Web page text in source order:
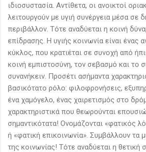
ιδιοσυστασία. Αντίθετα, οι ανοικτοί
λειτουργούν με υγιή συνέργεια μέσα σε
περιβάλλον. Τότε αναδύεται η κοινή
επίδρασης. Η υγιής κοινωνία είναι ένας
κύκλος, που κρατιέται σε συνοχή από
κοινή εμπιστοσύνη, τον σεβασμό και το
συνανήκειν. Προσέτι ασήμαντα
βασικότατο ρόλο: φιλοφρονήσεις,
ένα χαμόγελο, ένας χαιρετισμός στο
χαρακτηριστικά που θεωρούνται
σημαντικότατα! Ονομάζονται «φατικός
ή «φατική επικοινωνία». Συμβάλλουν τα
της κοινωνίας! Τότε αναδύεται η θετική